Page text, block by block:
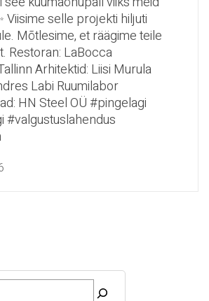
Viisime selle projekti hiljuti
Mõtlesime, et räägime teile
Restoran: LaBocca
Arhitektid: Liisi Murula
Labi Ruumilabor
HN Steel OÜ #pingelagi
#valgustuslahendus